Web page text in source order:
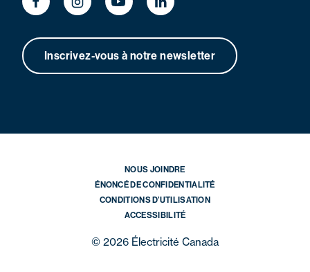
Inscrivez-vous à notre newsletter
NOUS JOINDRE
ÉNONCÉ DE CONFIDENTIALITÉ
CONDITIONS D’UTILISATION
ACCESSIBILITÉ
© 2026 Électricité Canada